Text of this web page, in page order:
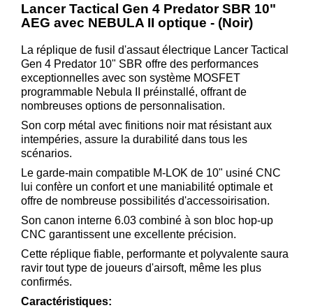
à
nouveau
Modifiez
vos
paramètres
de compte
Commandes
web
documents
Factures –
coffre-fort
numérique
Téléchargement
Service
après
Lancer Tactical Gen 4 Predator SBR 10"
AEG avec NEBULA II optique - (Noir)
La réplique de fusil d'assaut électrique Lancer Tactical
Gen 4 Predator 10" SBR offre des performances
exceptionnelles avec son système MOSFET
programmable Nebula II préinstallé, offrant de
nombreuses options de personnalisation.
Son corp métal avec finitions noir mat résistant aux
intempéries, assure la durabilité dans tous les
scénarios.
Le garde-main compatible M-LOK de 10" usiné CNC
lui confère un confort et une maniabilité optimale et
offre de nombreuse possibilités d'accessoirisation.
Son canon interne 6.03 combiné à son bloc hop-up
CNC garantissent une excellente précision.
Cette réplique fiable, performante et polyvalente saura
ravir tout type de joueurs d'airsoft, même les plus
confirmés.
Caractéristiques: